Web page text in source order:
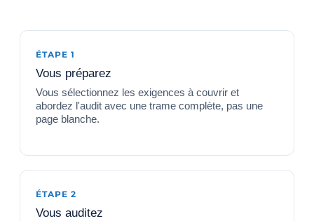
ÉTAPE 1
Vous préparez
Vous sélectionnez les exigences à couvrir et
abordez l'audit avec une trame complète, pas une
page blanche.
ÉTAPE 2
Vous auditez